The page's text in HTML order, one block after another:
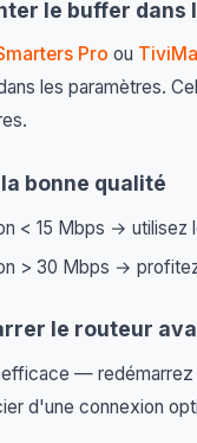
le buffer
Pro ou
les paramètres.
bonne qualité
< 15 Mbps → utilisez
> 30 Mbps →
le routeur
efficace — redémarrez
d'une connexion